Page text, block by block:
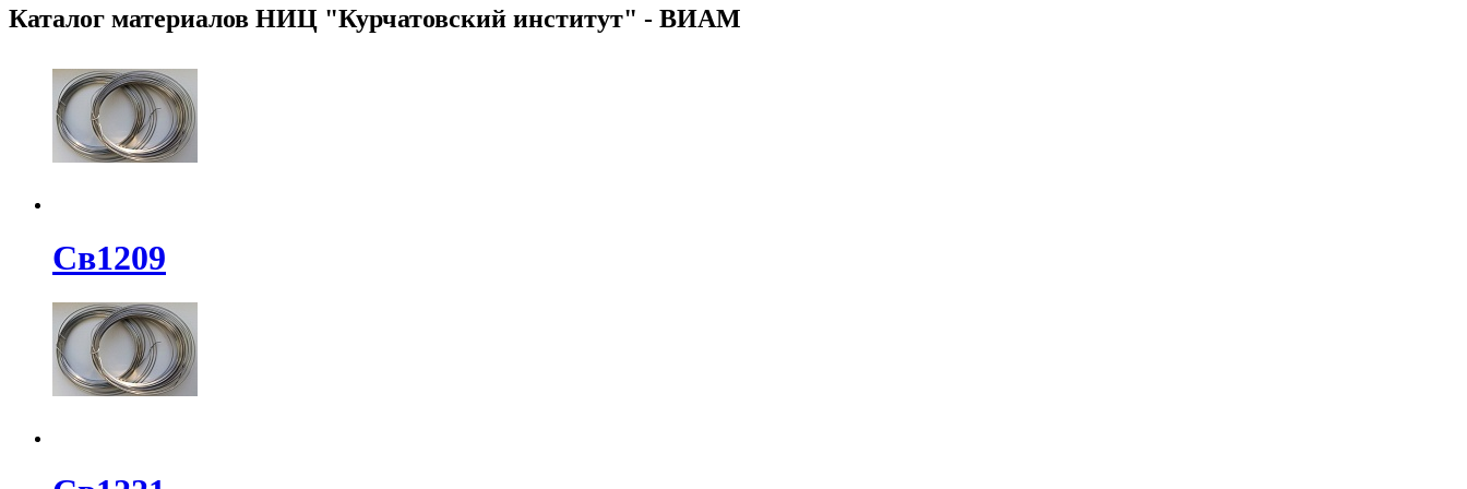
Каталог материалов НИЦ "Курчатовский институт" - ВИАМ
Св1209